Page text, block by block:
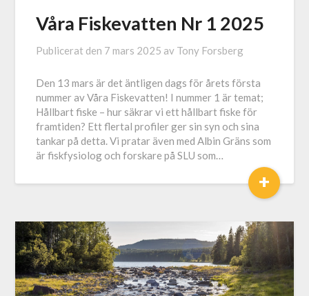
Våra Fiskevatten Nr 1 2025
Publicerat den 7 mars 2025 av Tony Forsberg
Den 13 mars är det äntligen dags för årets första
nummer av Våra Fiskevatten! I nummer 1 är temat;
Hållbart fiske – hur säkrar vi ett hållbart fiske för
framtiden? Ett flertal profiler ger sin syn och sina
tankar på detta. Vi pratar även med Albin Gräns som
är fiskfysiolog och forskare på SLU som…
+